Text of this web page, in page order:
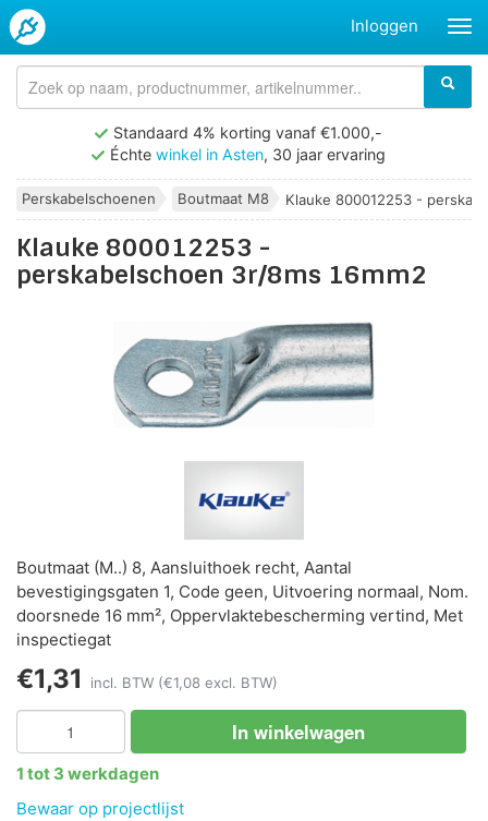
Inloggen
Standaard 4% korting vanaf €1.000,-
Échte winkel in Asten, 30 jaar ervaring
Perskabelschoenen Boutmaat M8 Klauke 800012253 -
Klauke 800012253 -
perskabelschoen 3r/8ms 16mm2
Boutmaat (M..) 8, Aansluithoek recht, Aantal
bevestigingsgaten 1, Code geen, Uitvoering normaal, Nom.
doorsnede 16 mm², Oppervlaktebescherming vertind, Met
inspectiegat
€1,31 incl. BTW (€1,08 excl. BTW)
In winkelwagen
1 tot 3 werkdagen
Bewaar op projectlijst